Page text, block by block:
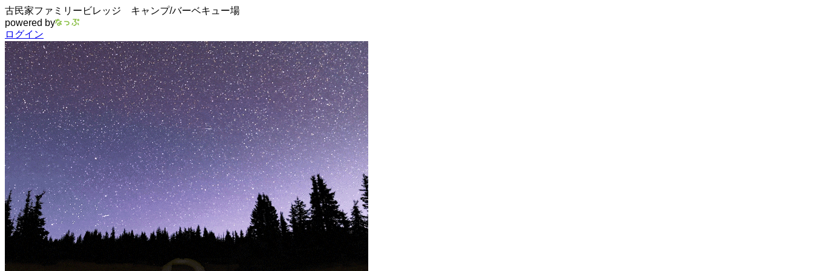
古民家ファミリービレッジ キャンプ/バーベキュー場
powered by
ログイン